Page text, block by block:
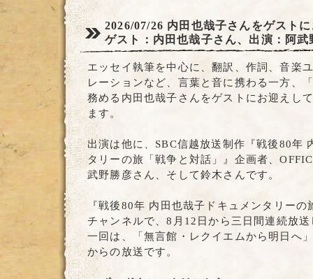
2026/07/26 内田也哉子さんをゲスト
ゲスト：内田也哉子さん、出演：阿武
エッセイ執筆を中心に、翻訳、作詞、音楽
レーションなど、言葉と音に携わる一方、
務める内田也哉子さんをゲストにお迎えし
ます。
出演は他に、SBC信越放送制作『戦後80年
タリーの旅「戦争と対話」』企画者、
武野勝彦さん、そして鈴木さんです。
『戦後80年 内田也哉子ドキュメンタリー
チャンネルで、8月12日から三日間連続放
一回は、「無言館・レクイエムから明日へ
からの放送です。